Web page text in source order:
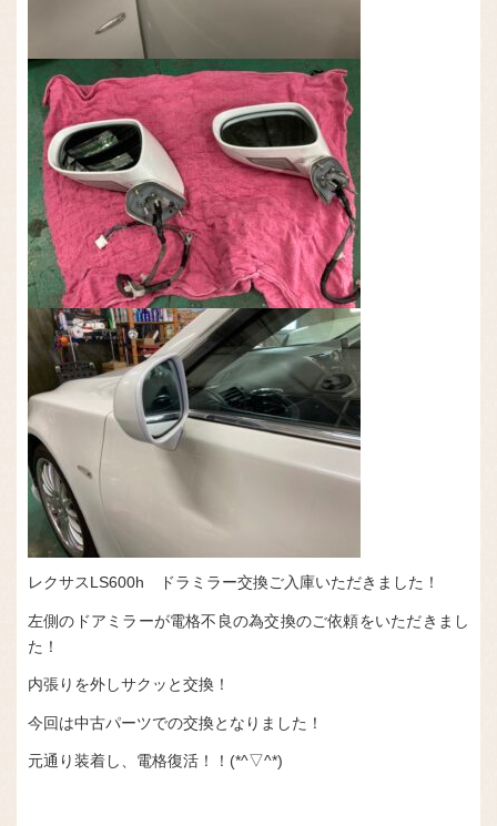
レクサスLS600h ドラミラー交換ご入庫いただきました！
左側のドアミラーが電格不良の為交換のご依頼をいただきまし
た！
内張りを外しサクッと交換！
今回は中古パーツでの交換となりました！
元通り装着し、電格復活！！(*^▽^*)